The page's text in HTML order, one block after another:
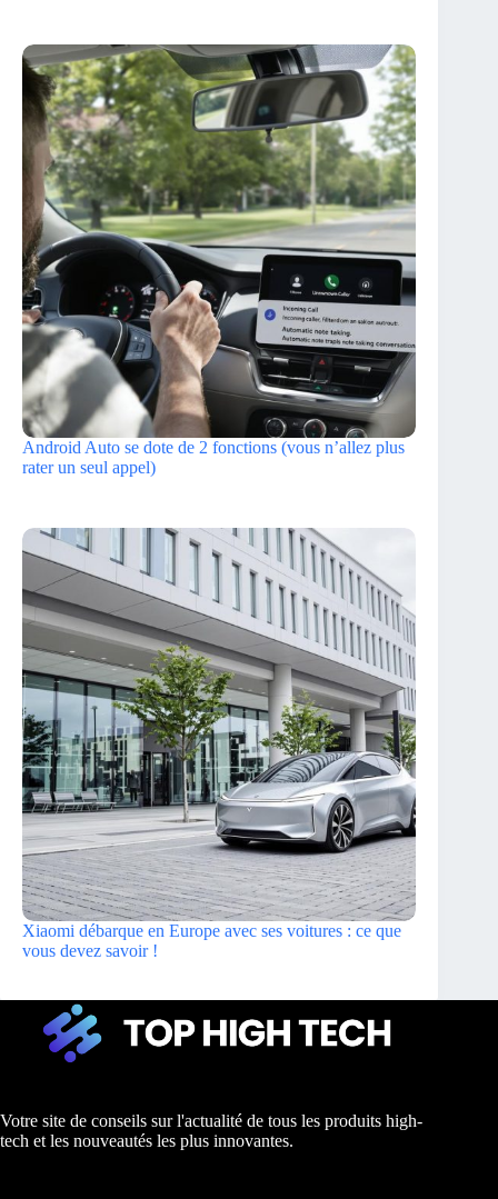
Android Auto se dote de 2 fonctions (vous n’allez plus
rater un seul appel)
Xiaomi débarque en Europe avec ses voitures : ce que
vous devez savoir !
Votre site de conseils sur l'actualité de tous les produits high-
tech et les nouveautés les plus innovantes.